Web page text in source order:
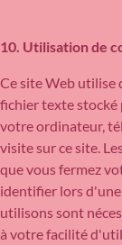
10. Utilisation de
Ce site Web utilise
fichier texte stocké
votre ordinateur,
visite sur ce site.
que vous fermez
identifier lors d'une
utilisons sont
à votre facilité